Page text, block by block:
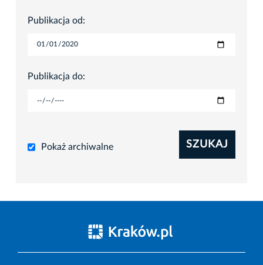
Publikacja od:
Publikacja do:
Pokaż archiwalne SZUKAJ